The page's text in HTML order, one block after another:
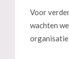
Voor
wachten